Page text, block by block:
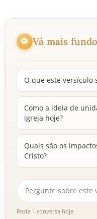
Vá mais fundo
O que este versículo
Como a ideia de
igreja hoje?
Quais são os
Cristo?
Resta 1 conversa hoje